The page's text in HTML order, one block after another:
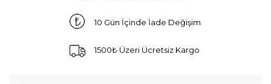
10 Gün İçinde İade Değişim
1500₺ Üzeri Ücretsiz Kargo